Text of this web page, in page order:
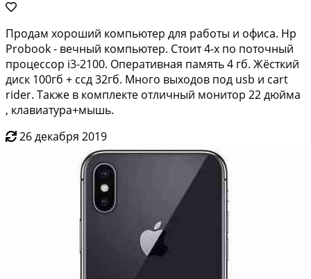
Продам хороший компьютер для работы и офиса. Hp
Probook - вечный компьютер. Стоит 4-х по поточный
процессор i3-2100. Оперативная память 4 гб. Жёсткий
диск 100гб + ссд 32гб. Много выходов под usb и cart
rider. Также в комплекте отличный монитор 22 дюйма
, клавиатура+мышь.
26 декабря 2019